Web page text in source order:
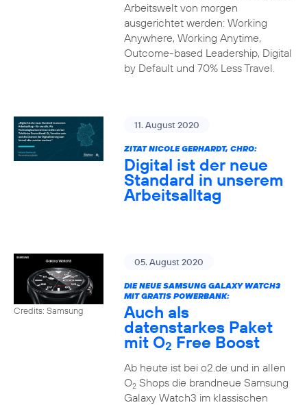
Arbeitswelt von morgen
ausgerichtet werden: Working
Anywhere, Working Anytime,
Outcome-based Leadership, Digital
by Default und 70% Less Travel.
11. August 2020
ZITAT NICOLE GERHARDT, CHRO:
Digital ist der neue
Standard in unserem
Arbeitsalltag
Credits: Samsung
05. August 2020
DIE NEUE SAMSUNG GALAXY WATCH3
MIT GRATIS POWERBANK:
Auch als
datenstarkes Paket
mit O2 Free Boost
Ab heute ist bei o2.de und in allen
O2Shops die brandneue Samsung
Galaxy Watch3 im klassischen